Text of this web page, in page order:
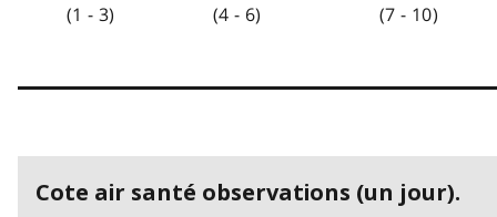
(1 - 3)
(4 - 6)
(7 - 10)
Cote air santé observations (un jour).